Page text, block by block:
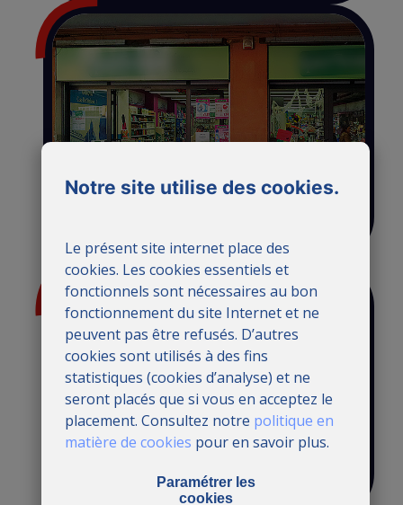
surfaces
Zones industrielles
Notre site utilise des cookies.
Le présent site internet place des
cookies. Les cookies essentiels et
fonctionnels sont nécessaires au bon
fonctionnement du site Internet et ne
peuvent pas être refusés. D’autres
cookies sont utilisés à des fins
statistiques (cookies d’analyse) et ne
seront placés que si vous en acceptez le
placement. Consultez notre politique en
matière de cookies pour en savoir plus.
Paramétrer les
cookies